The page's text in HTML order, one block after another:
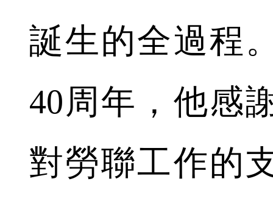
誕生的全過程
40周年，他感
對勞聯工作的